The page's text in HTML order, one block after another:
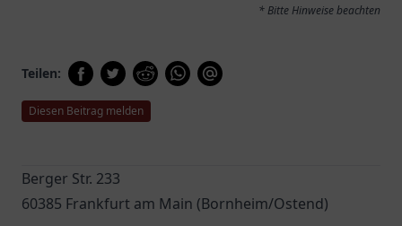
* Bitte Hinweise beachten
Teilen:
Diesen Beitrag melden
Berger Str. 233
60385 Frankfurt am Main (Bornheim/Ostend)